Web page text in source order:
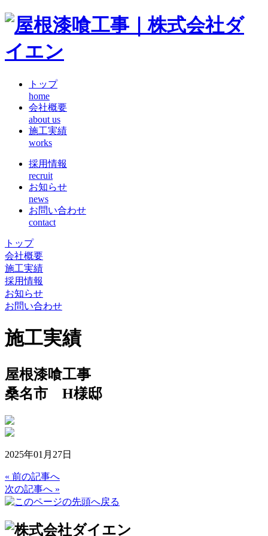
トップ
home
会社概要
about us
施工実績
works
採用情報
recruit
お知らせ
news
お問い合わせ
contact
トップ
会社概要
施工実績
採用情報
お知らせ
お問い合わせ
施工実績
屋根漆喰工事
桑名市 H様邸
2025年01月27日
« 前の記事へ
次の記事へ »